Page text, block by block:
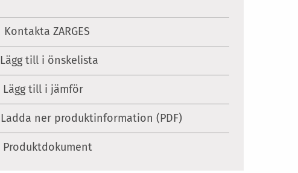
Kontakta ZARGES
Lägg till i önskelista
Lägg till i jämför
Ladda ner produktinformation (PDF)
Produktdokument